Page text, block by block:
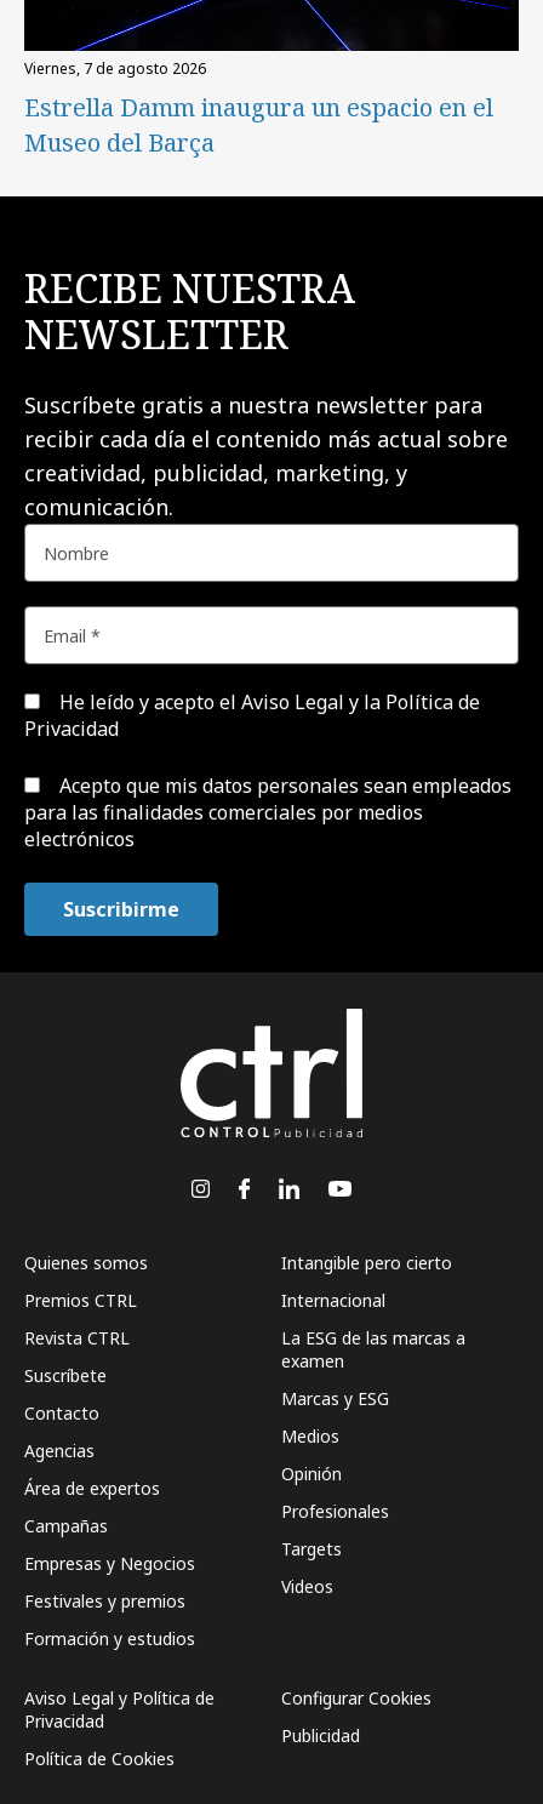
viernes, 7 de agosto 2026
Estrella Damm inaugura un espacio en el
Museo del Barça
RECIBE NUESTRA
NEWSLETTER
Suscríbete gratis a nuestra newsletter para
recibir cada día el contenido más actual sobre
creatividad, publicidad, marketing, y
comunicación.
He leído y acepto el Aviso Legal y la Política de
Privacidad
Acepto que mis datos personales sean empleados
para las finalidades comerciales por medios
electrónicos
Quienes somos
Premios CTRL
Revista CTRL
Suscríbete
Contacto
Agencias
Área de expertos
Campañas
Empresas y Negocios
Festivales y premios
Formación y estudios
Intangible pero cierto
Internacional
La ESG de las marcas a
examen
Marcas y ESG
Medios
Opinión
Profesionales
Targets
Videos
Aviso Legal y Política de
Privacidad
Política de Cookies
Configurar Cookies
Publicidad